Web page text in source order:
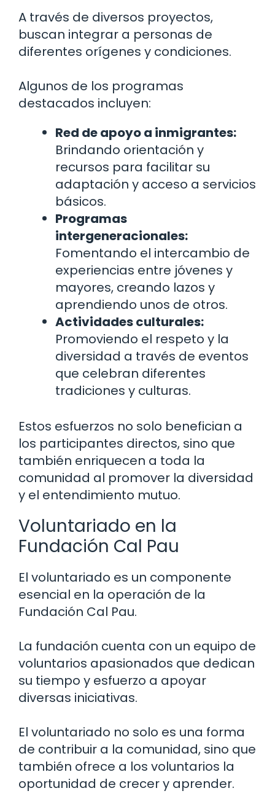
A través de diversos proyectos,
buscan integrar a personas de
diferentes orígenes y condiciones.
Algunos de los programas
destacados incluyen:
Red de apoyo a inmigrantes:
Brindando orientación y
recursos para facilitar su
adaptación y acceso a servicios
básicos.
Programas
intergeneracionales:
Fomentando el intercambio de
experiencias entre jóvenes y
mayores, creando lazos y
aprendiendo unos de otros.
Actividades culturales:
Promoviendo el respeto y la
diversidad a través de eventos
que celebran diferentes
tradiciones y culturas.
Estos esfuerzos no solo benefician a
los participantes directos, sino que
también enriquecen a toda la
comunidad al promover la diversidad
y el entendimiento mutuo.
Voluntariado en la
Fundación Cal Pau
El voluntariado es un componente
esencial en la operación de la
Fundación Cal Pau.
La fundación cuenta con un equipo de
voluntarios apasionados que dedican
su tiempo y esfuerzo a apoyar
diversas iniciativas.
El voluntariado no solo es una forma
de contribuir a la comunidad, sino que
también ofrece a los voluntarios la
oportunidad de crecer y aprender.